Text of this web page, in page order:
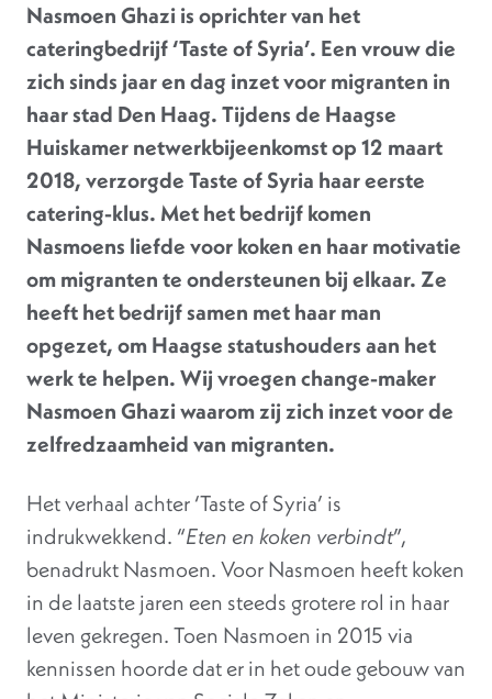
Nasmoen Ghazi is oprichter van het
cateringbedrijf ‘Taste of Syria’. Een vrouw die
zich sinds jaar en dag inzet voor migranten in
haar stad Den Haag. Tijdens de Haagse
Huiskamer netwerkbijeenkomst op 12 maart
2018, verzorgde Taste of Syria haar eerste
catering-klus. Met het bedrijf komen
Nasmoens liefde voor koken en haar motivatie
om migranten te ondersteunen bij elkaar. Ze
heeft het bedrijf samen met haar man
opgezet, om Haagse statushouders aan het
werk te helpen. Wij vroegen change-maker
Nasmoen Ghazi waarom zij zich inzet voor de
zelfredzaamheid van migranten.
Het verhaal achter ‘Taste of Syria’ is
indrukwekkend. “Eten en koken verbindt”,
benadrukt Nasmoen. Voor Nasmoen heeft koken
in de laatste jaren een steeds grotere rol in haar
leven gekregen. Toen Nasmoen in 2015 via
kennissen hoorde dat er in het oude gebouw van